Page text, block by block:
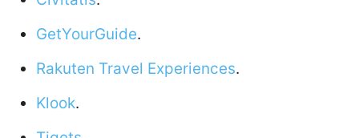
GetYourGuide.
Rakuten Travel Experiences.
Klook.